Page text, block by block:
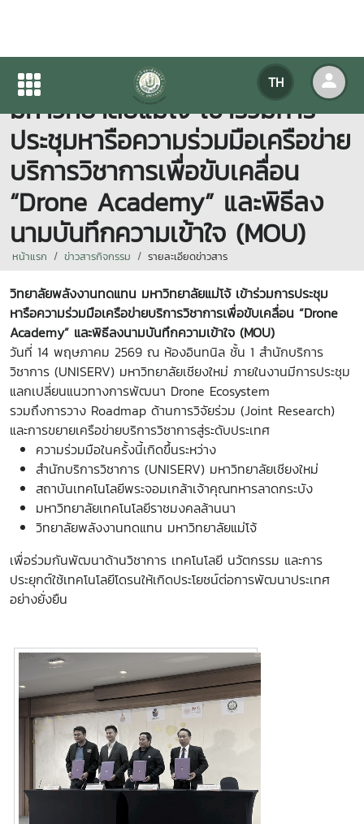
TH
วิทยาลัยพลังงานทดแทน
มหาวิทยาลัยแม่โจ้ เข้าร่วมการ
ประชุมหารือความร่วมมือเครือข่าย
บริการวิชาการเพื่อขับเคลื่อน
“Drone Academy” และพิธีลง
นามบันทึกความเข้าใจ (MOU)
หน้าแรก ข่าวสารกิจกรรม รายละเอียดข่าวสาร
วิทยาลัยพลังงานทดแทน มหาวิทยาลัยแม่โจ้ เข้าร่วมการประชุม
หารือความร่วมมือเครือข่ายบริการวิชาการเพื่อขับเคลื่อน “Drone
Academy” และพิธีลงนามบันทึกความเข้าใจ (MOU)
วันที่ 14 พฤษภาคม 2569 ณ ห้องอินทนิล ชั้น 1 สำนักบริการ
วิชาการ (UNISERV) มหาวิทยาลัยเชียงใหม่ ภายในงานมีการประชุม
แลกเปลี่ยนแนวทางการพัฒนา Drone Ecosystem
รวมถึงการวาง Roadmap ด้านการวิจัยร่วม (Joint Research)
และการขยายเครือข่ายบริการวิชาการสู่ระดับประเทศ
ความร่วมมือในครั้งนี้เกิดขึ้นระหว่าง
สำนักบริการวิชาการ (UNISERV) มหาวิทยาลัยเชียงใหม่
สถาบันเทคโนโลยีพระจอมเกล้าเจ้าคุณทหารลาดกระบัง
มหาวิทยาลัยเทคโนโลยีราชมงคลล้านนา
วิทยาลัยพลังงานทดแทน มหาวิทยาลัยแม่โจ้
เพื่อร่วมกันพัฒนาด้านวิชาการ เทคโนโลยี นวัตกรรม และการ
ประยุกต์ใช้เทคโนโลยีโดรนให้เกิดประโยชน์ต่อการพัฒนาประเทศ
อย่างยั่งยืน